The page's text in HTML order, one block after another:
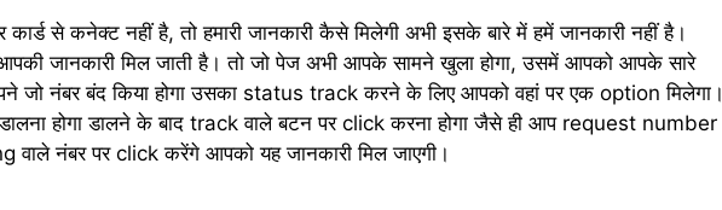
से कनेक्ट नहीं है, तो हमारी जानकारी कैसे मिलेगी अभी इसके बारे में हमें जानकारी नहीं है।
जानकारी मिल जाती है। तो जो पेज अभी आपके सामने खुला होगा, उसमें आपको आपके सारे
नंबर बंद किया होगा उसका status track करने के लिए आपको वहां पर एक option मिलेगा।
होगा डालने के बाद track वाले बटन पर click करना होगा जैसे ही आप request number
नंबर पर click करेंगे आपको यह जानकारी मिल जाएगी।